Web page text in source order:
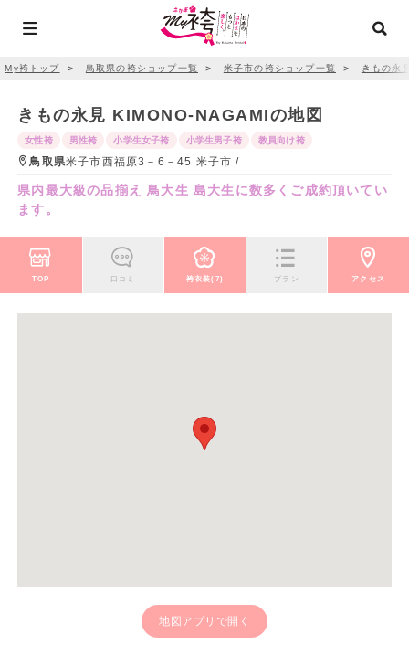
My袴トップ ＞ 鳥取県の袴ショップ一覧 ＞ 米子市の袴ショップ一覧 ＞ きもの永
きもの永見 KIMONO‐NAGAMIの地図
女性袴 男性袴 小学生女子袴 小学生男子袴 教員向け袴
鳥取県米子市西福原3－6－45 米子市 /
県内最大級の品揃え 鳥大生 島大生に数多くご成約頂いてい
ます。
TOP 口コミ 袴衣装(7) プラン アクセス
地図アプリで開く